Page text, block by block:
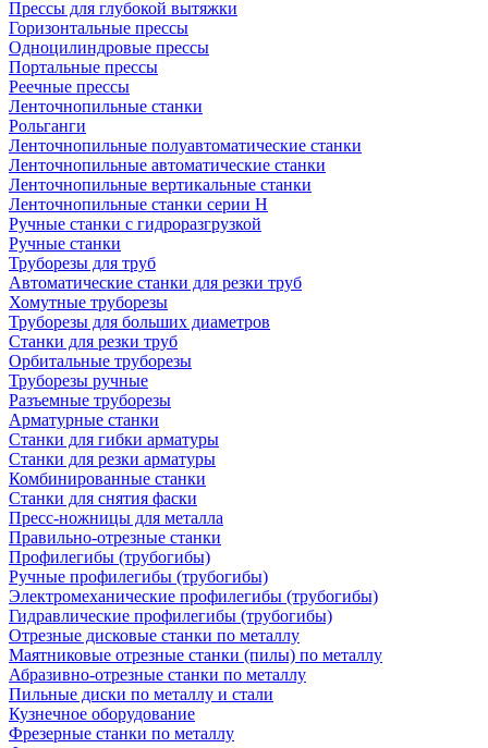
Прессы для глубокой вытяжки
Горизонтальные прессы
Одноцилиндровые прессы
Портальные прессы
Реечные прессы
Ленточнопильные станки
Рольганги
Ленточнопильные полуавтоматические станки
Ленточнопильные автоматические станки
Ленточнопильные вертикальные станки
Ленточнопильные станки серии H
Ручные станки с гидроразгрузкой
Ручные станки
Труборезы для труб
Автоматические станки для резки труб
Хомутные труборезы
Труборезы для больших диаметров
Станки для резки труб
Орбитальные труборезы
Труборезы ручные
Разъемные труборезы
Арматурные станки
Станки для гибки арматуры
Станки для резки арматуры
Комбинированные станки
Станки для снятия фаски
Пресс-ножницы для металла
Правильно-отрезные станки
Профилегибы (трубогибы)
Ручные профилегибы (трубогибы)
Электромеханические профилегибы (трубогибы)
Гидравлические профилегибы (трубогибы)
Отрезные дисковые станки по металлу
Маятниковые отрезные станки (пилы) по металлу
Абразивно-отрезные станки по металлу
Пильные диски по металлу и стали
Кузнечное оборудование
Фрезерные станки по металлу